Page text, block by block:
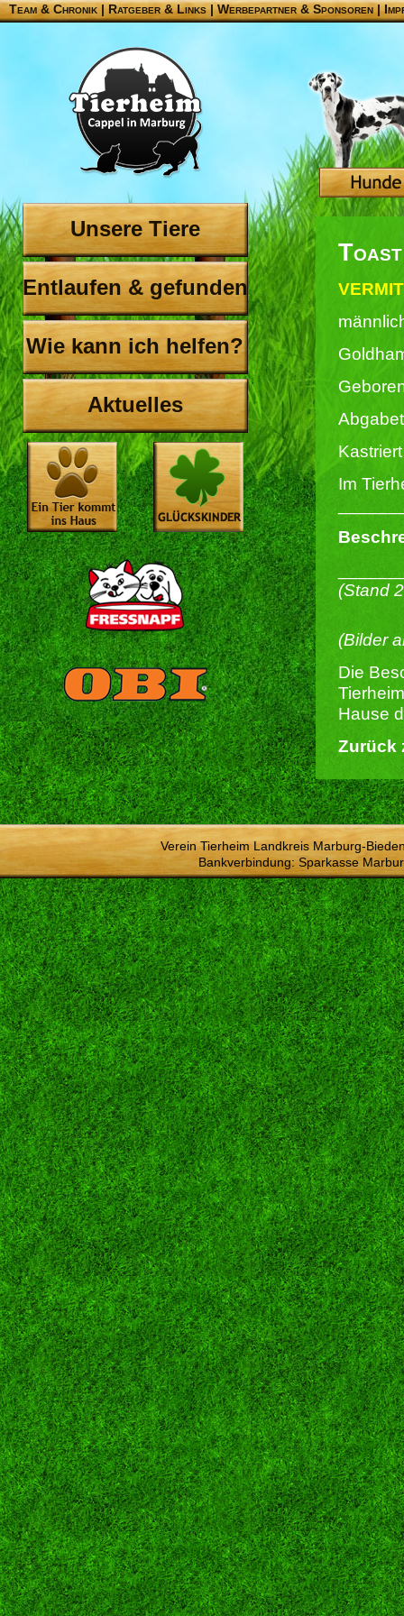
Team & Chronik |Ratgeber & Links|Werbepartner & Sponsoren|
Unsere Tiere
Entlaufen & gefunden
Wie kann ich helfen?
Aktuelles
Toast
Im
(Stand
(Bilder
Die
Hause
Zurück
Verein Tierheim Landkreis Marburg-
Bankverbindung: Sparkasse